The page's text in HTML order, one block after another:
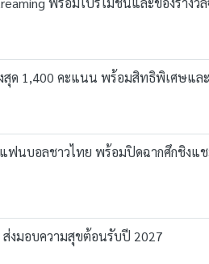
1,400 คะแนน พร้อมสิทธิพิเศษและ
แฟนบอลชาวไทย พร้อมปิดฉากศึกชิง
ส่งมอบความสุขต้อนรับปี 2027